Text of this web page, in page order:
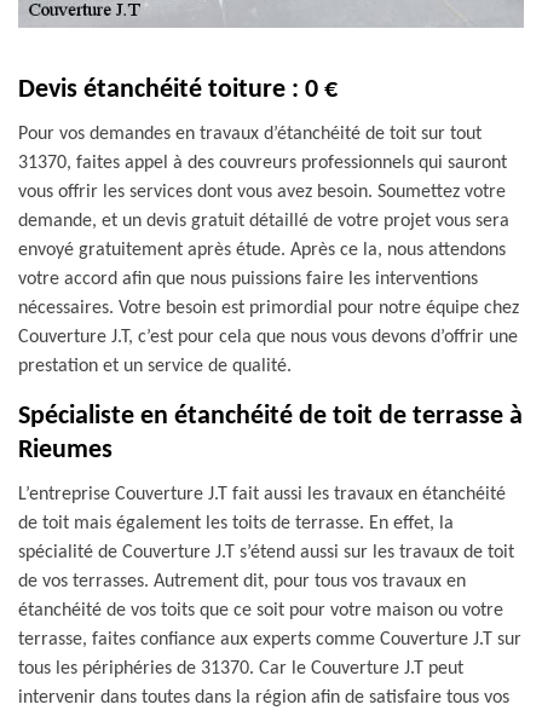
Devis étanchéité toiture : 0 €
Pour vos demandes en travaux d’étanchéité de toit sur tout
31370, faites appel à des couvreurs professionnels qui sauront
vous offrir les services dont vous avez besoin. Soumettez votre
demande, et un devis gratuit détaillé de votre projet vous sera
envoyé gratuitement après étude. Après ce la, nous attendons
votre accord afin que nous puissions faire les interventions
nécessaires. Votre besoin est primordial pour notre équipe chez
Couverture J.T, c’est pour cela que nous vous devons d’offrir une
prestation et un service de qualité.
Spécialiste en étanchéité de toit de terrasse à
Rieumes
L’entreprise Couverture J.T fait aussi les travaux en étanchéité
de toit mais également les toits de terrasse. En effet, la
spécialité de Couverture J.T s’étend aussi sur les travaux de toit
de vos terrasses. Autrement dit, pour tous vos travaux en
étanchéité de vos toits que ce soit pour votre maison ou votre
terrasse, faites confiance aux experts comme Couverture J.T sur
tous les périphéries de 31370. Car le Couverture J.T peut
intervenir dans toutes dans la région afin de satisfaire tous vos